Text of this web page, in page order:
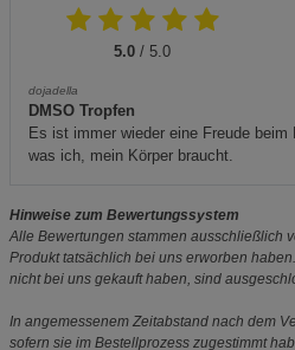
5.0 / 5.0
dojadella
DMSO Tropfen
Es ist immer wieder eine Freude beim
was ich, mein Körper braucht.
Hinweise zum Bewertungssystem
Alle Bewertungen stammen ausschließlich
Produkt tatsächlich bei uns erworben
nicht bei uns gekauft haben, sind
In angemessenem Zeitabstand nach dem
sofern sie im Bestellprozess zugestimmt